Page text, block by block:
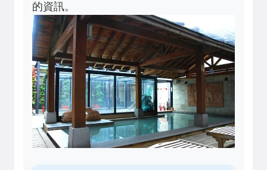
的資訊。